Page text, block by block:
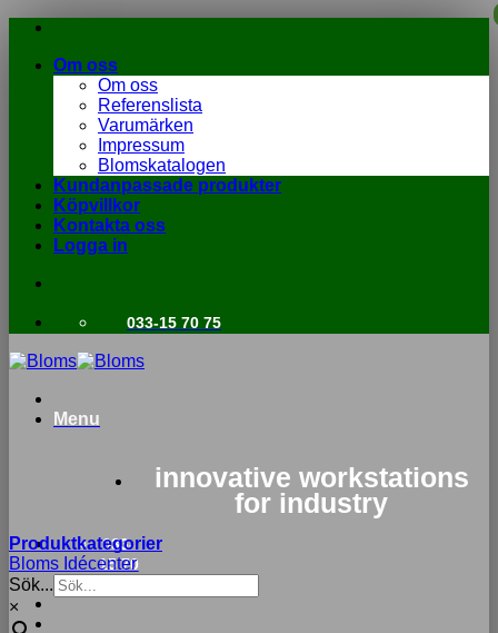
Skip
contentOm oss
Om oss
Referenslista
Varumärken
Impressum
Blomskatalogen
Kundanpassade produkter
Köpvillkor
Kontakta oss
Logga in
033-15 70 75
Menu
innovative workstations
for industry
033-
15 70
Produktkategorier
Bloms Idécenter
Sök...
×